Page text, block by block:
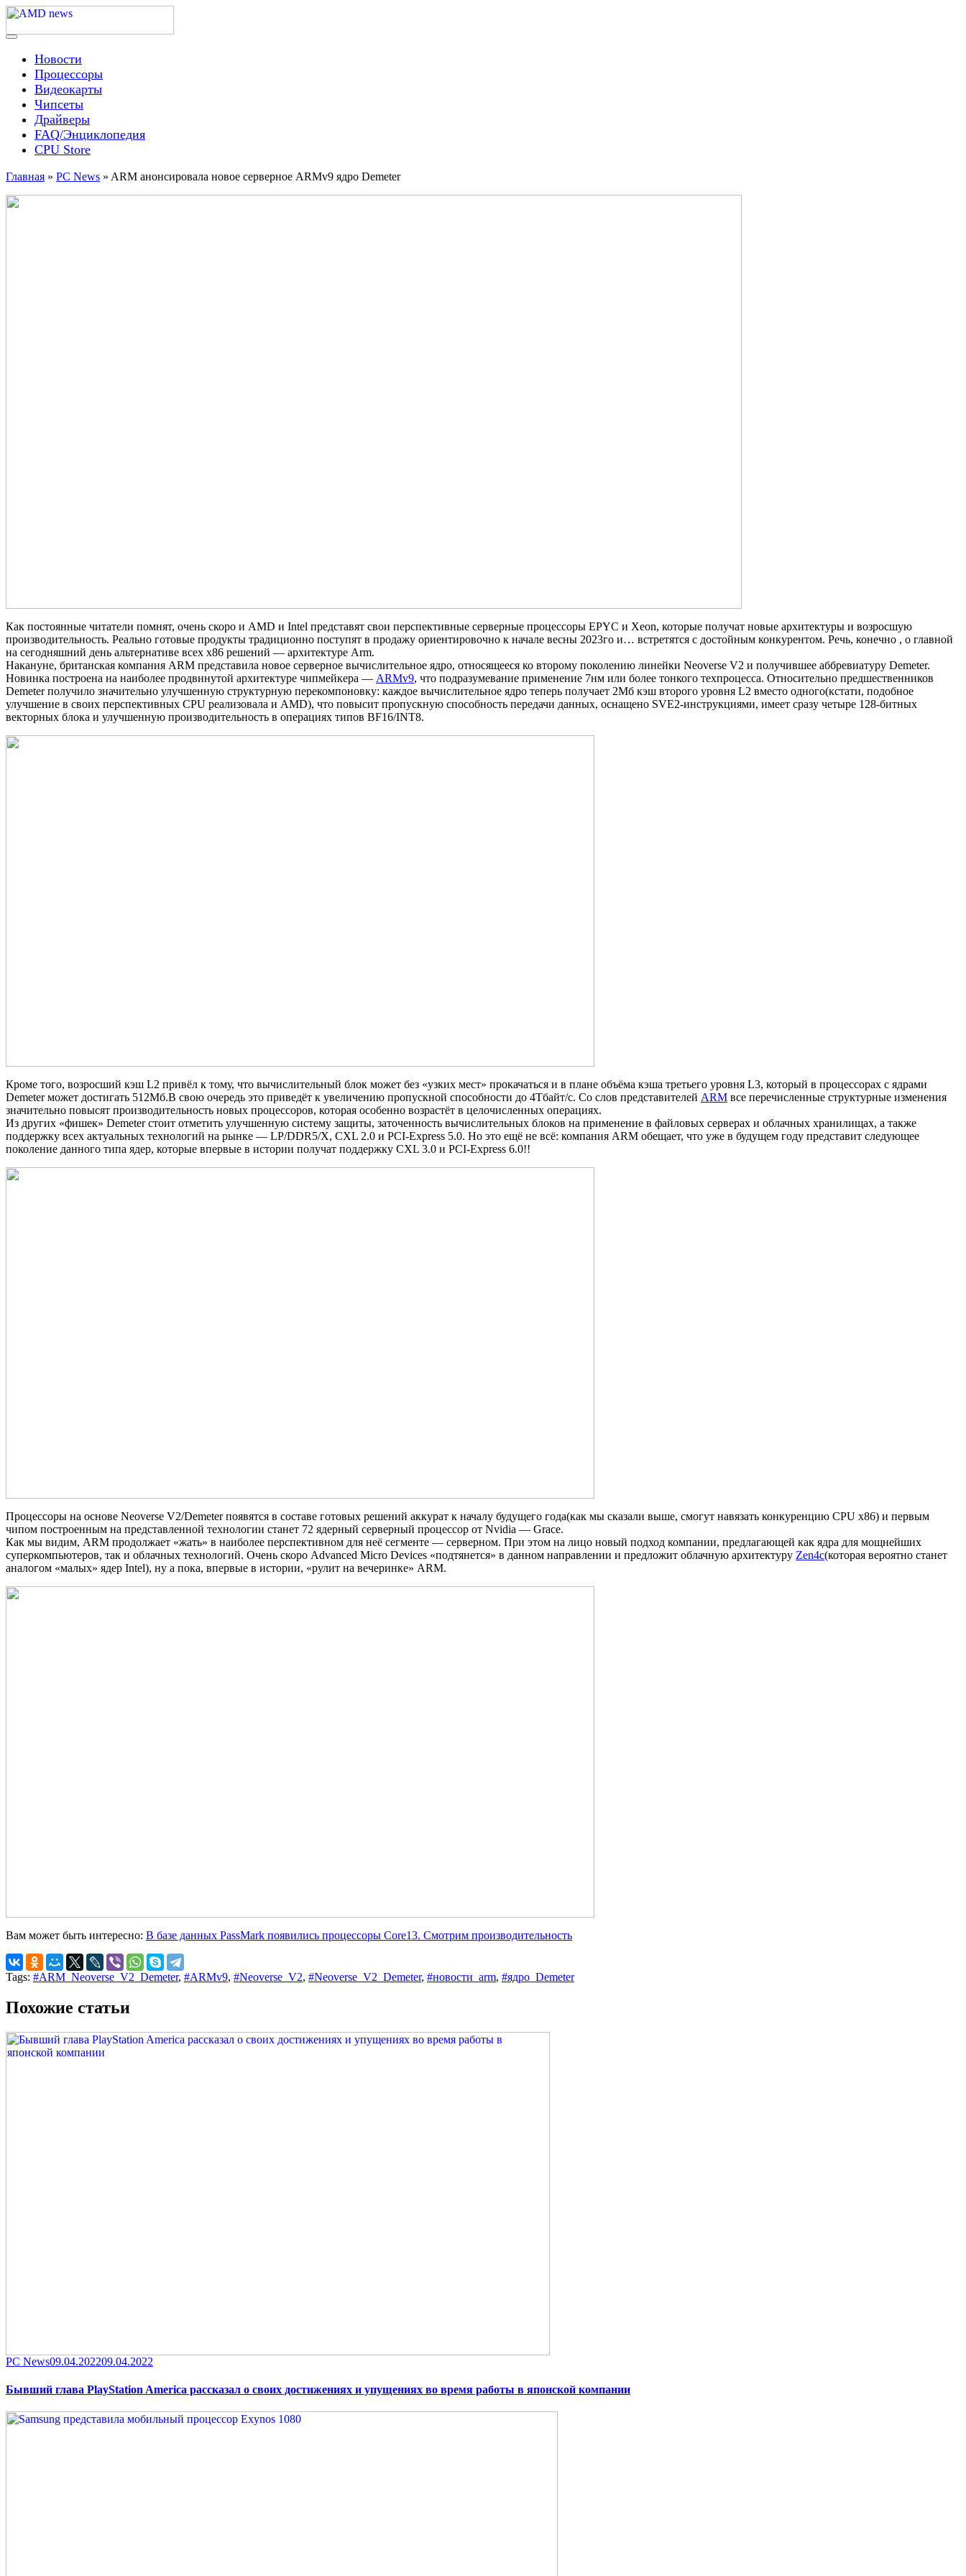
Skip
content
AMD news
Menu
Новости
Процессоры
Видеокарты
Чипсеты
Драйверы
FAQ/Энциклопедия
CPU Store
Главная » PC News » ARM анонсировала новое серверное ARMv9 ядро Demeter
Как постоянные читатели помнят, очень скоро и AMD и Intel представят свои перспективные серверные процессоры EPYC и Xeon, которые получат новые архитектуры и возросшую
производительность. Реально готовые продукты традиционно поступят в продажу ориентировочно к начале весны 2023го и… встретятся с достойным конкурентом. Речь, конечно , о главной
на сегодняшний день альтернативе всех x86 решений — архитектуре Arm.
Накануне, британская компания ARM представила новое серверное вычислительное ядро, относящееся ко второму поколению линейки Neoverse V2 и получившее аббревиатуру Demeter.
Новинка построена на наиболее продвинутой архитектуре чипмейкера — ARMv9, что подразумевание применение 7нм или более тонкого техпроцесса. Относительно предшественников
Demeter получило значительно улучшенную структурную перекомпоновку: каждое вычислительное ядро теперь получает 2Мб кэш второго уровня L2 вместо одного(кстати, подобное
улучшение в своих перспективных CPU реализовала и AMD), что повысит пропускную способность передачи данных, оснащено SVE2-инструкциями, имеет сразу четыре 128-битных
векторных блока и улучшенную производительность в операциях типов BF16/INT8.
Кроме того, возросший кэш L2 привёл к тому, что вычислительный блок может без «узких мест» прокачаться и в плане объёма кэша третьего уровня L3, который в процессорах с ядрами
Demeter может достигать 512Мб.В свою очередь это приведёт к увеличению пропускной способности до 4Тбайт/с. Со слов представителей ARM все перечисленные структурные изменения
значительно повысят производительность новых процессоров, которая особенно возрастёт в целочисленных операциях.
Из других «фишек» Demeter стоит отметить улучшенную систему защиты, заточенность вычислительных блоков на применение в файловых серверах и облачных хранилищах, а также
поддержку всех актуальных технологий на рынке — LP/DDR5/X, CXL 2.0 и PCI-Express 5.0. Но это ещё не всё: компания ARM обещает, что уже в будущем году представит следующее
поколение данного типа ядер, которые впервые в истории получат поддержку CXL 3.0 и PCI-Express 6.0!!
Процессоры на основе Neoverse V2/Demeter появятся в составе готовых решений аккурат к началу будущего года(как мы сказали выше, смогут навязать конкуренцию CPU x86) и первым
чипом построенным на представленной технологии станет 72 ядерный серверный процессор от Nvidia — Grace.
Как мы видим, ARM продолжает «жать» в наиболее перспективном для неё сегменте — серверном. При этом на лицо новый подход компании, предлагающей как ядра для мощнейших
суперкомпьютеров, так и облачных технологий. Очень скоро Advanced Micro Devices «подтянется» в данном направлении и предложит облачную архитектуру Zen4c(которая вероятно станет
аналогом «малых» ядер Intel), ну а пока, впервые в истории, «рулит на вечеринке» ARM.
Вам может быть интересно: В базе данных PassMark появились процессоры Core13. Смотрим производительность
Tags: #ARM_Neoverse_V2_Demeter, #ARMv9, #Neoverse_V2, #Neoverse_V2_Demeter, #новости_arm, #ядро_Demeter
Похожие статьи
Category
PC NewsPosted
09.04.202209.04.2022
Бывший глава PlayStation America рассказал о своих достижениях и упущениях во время работы в японской компании